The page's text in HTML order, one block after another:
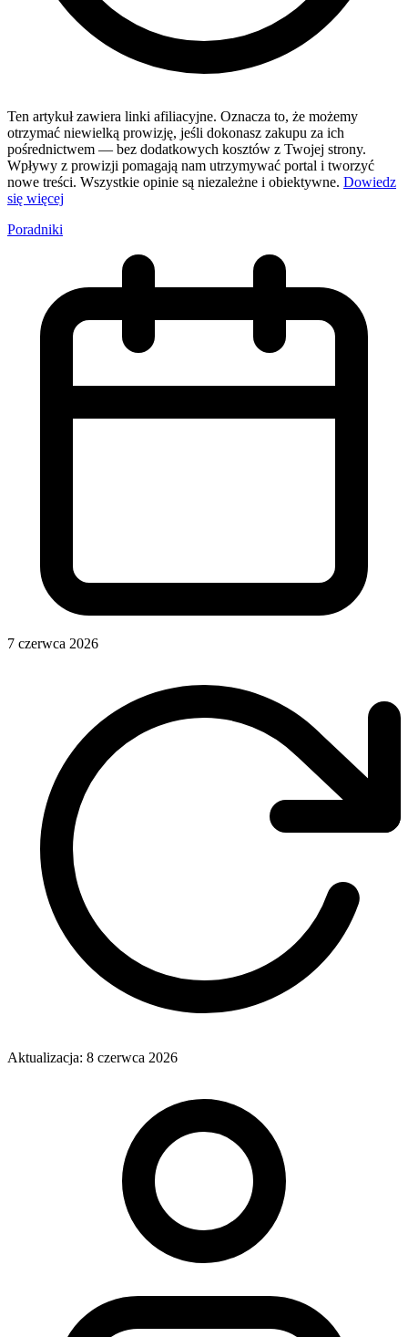
Ten artykuł zawiera linki afiliacyjne. Oznacza to, że możemy
otrzymać niewielką prowizję, jeśli dokonasz zakupu za ich
pośrednictwem — bez dodatkowych kosztów z Twojej strony.
Wpływy z prowizji pomagają nam utrzymywać portal i tworzyć
nowe treści. Wszystkie opinie są niezależne i obiektywne. Dowiedz
się więcej
Poradniki
7 czerwca 2026
Aktualizacja: 8 czerwca 2026